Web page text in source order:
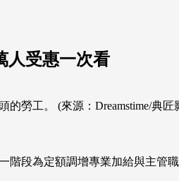
人受惠一次看
勞工。 (來源：Dreamstime/典匠
階段為定額調增專業加給與主管